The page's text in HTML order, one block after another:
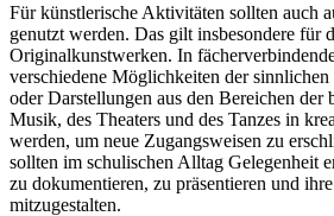
Für künstlerische Aktivitäten sollten auch
genutzt werden. Das gilt insbesondere für
Originalkunstwerken. In
verschiedene Möglichkeiten der sinnlichen
oder Darstellungen aus den Bereichen der
Musik, des Theaters und des Tanzes in
werden, um neue Zugangsweisen zu
sollten im schulischen Alltag Gelegenheit
zu dokumentieren, zu präsentieren und
mitzugestalten.